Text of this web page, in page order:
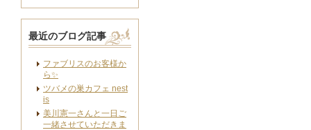
最近のブログ記事
ファブリスのお客様か
ら✨
ツバメの巣カフェ nest
is
美川憲一さんと一日ご
一緒させていただきま